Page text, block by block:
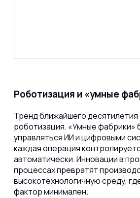
Роботизация и «умные
Тренд ближайшего
роботизация. «Умные фабрики»
управляться ИИ и цифровыми
каждая операция
автоматически. Инновации в
процессах превратят
высокотехнологичную среду,
фактор минимален.